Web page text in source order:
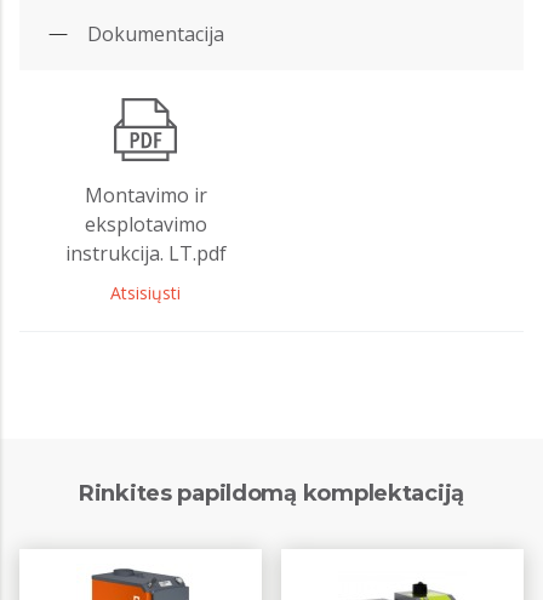
Dokumentacija
Montavimo ir
eksplotavimo
instrukcija. LT.pdf
Atsisiųsti
Rinkites papildomą komplektaciją